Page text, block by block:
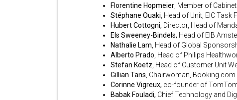
Florentine Hopmeier , Member of
Stéphane Ouaki , Head of Unit, EIC
Hubert Cottogni, Director, Head of
Els Sweeney-Bindels, Head of EIB
Nathalie Lam , Head of Global
Alberto Prado , Head of Philips
Stefan Koetz , Head of Customer Unit
Gillian Tans , Chairwoman, Booking.com
Corinne Vigreux, co-founder of
Babak Fouladi, Chief Technology and